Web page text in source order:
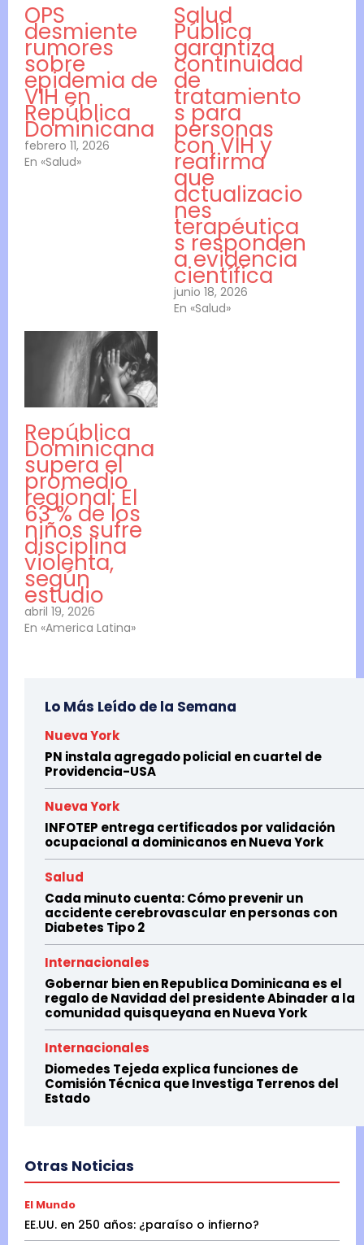
OPS
desmiente
rumores
sobre
epidemia de
VIH en
República
Dominicana
febrero 11, 2026
En «Salud»
Salud
Pública
garantiza
continuidad
de
tratamiento
s para
personas
con VIH y
reafirma
que
actualizacio
nes
terapéutica
s responden
a evidencia
científica
junio 18, 2026
En «Salud»
República
Dominicana
supera el
promedio
regional: El
63 % de los
niños sufre
disciplina
violenta,
según
estudio
abril 19, 2026
En «America Latina»
Lo Más Leído de la Semana
Nueva York
PN instala agregado policial en cuartel de
Providencia-USA
Nueva York
INFOTEP entrega certificados por validación
ocupacional a dominicanos en Nueva York
Salud
Cada minuto cuenta: Cómo prevenir un
accidente cerebrovascular en personas con
Diabetes Tipo 2
Internacionales
Gobernar bien en Republica Dominicana es el
regalo de Navidad del presidente Abinader a la
comunidad quisqueyana en Nueva York
Internacionales
Diomedes Tejeda explica funciones de
Comisión Técnica que Investiga Terrenos del
Estado
Otras Noticias
El Mundo
EE.UU. en 250 años: ¿paraíso o infierno?